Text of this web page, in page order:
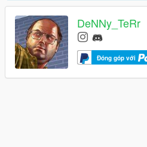
DeNNy_TeRr
Đóng góp với